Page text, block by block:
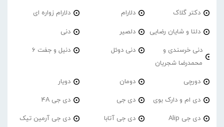
دکتر گلاک دلارام دلارام زواره ای
دلتا و شایان رضایی دلصیر دنی
دنی خرسندی و
محمدرضا شجریان
دنی دوئل دنیل و جفت 6
دورچی دومان دویار
دی ام و دارک بوی دی جی دی جی 4A
دی جی Alip دی جی آتابا دی جی آرمین تیک